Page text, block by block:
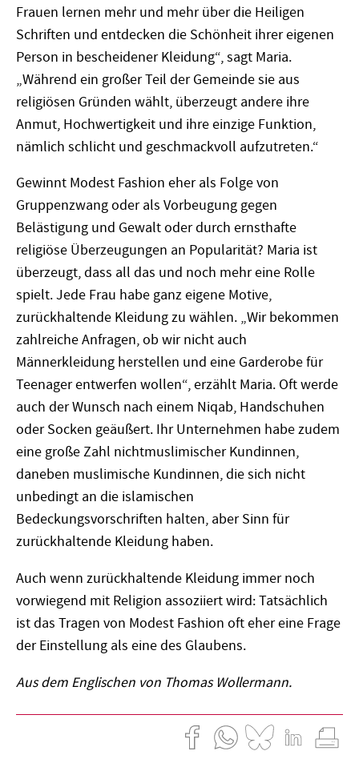
Frauen lernen mehr und mehr über die Heiligen
Schriften und entdecken die Schönheit ihrer eigenen
Person in bescheidener Kleidung“, sagt Maria.
„Während ein großer Teil der Gemeinde sie aus
religiösen Gründen wählt, überzeugt andere ihre
Anmut, Hochwertigkeit und ihre einzige Funktion,
nämlich schlicht und geschmackvoll aufzutreten.“
Gewinnt Modest Fashion eher als Folge von
Gruppenzwang oder als Vorbeugung gegen
Belästigung und Gewalt oder durch ernsthafte
religiöse Überzeugungen an Popularität? Maria ist
überzeugt, dass all das und noch mehr eine Rolle
spielt. Jede Frau habe ganz eigene Motive,
zurückhaltende Kleidung zu wählen. „Wir bekommen
zahlreiche Anfragen, ob wir nicht auch
Männerkleidung herstellen und eine Garderobe für
Teenager entwerfen wollen“, erzählt Maria. Oft werde
auch der Wunsch nach einem Niqab, Handschuhen
oder Socken geäußert. Ihr Unternehmen habe zudem
eine große Zahl nichtmuslimischer Kundinnen,
daneben muslimische Kundinnen, die sich nicht
unbedingt an die islamischen
Bedeckungsvorschriften halten, aber Sinn für
zurückhaltende Kleidung haben.
Auch wenn zurückhaltende Kleidung immer noch
vorwiegend mit Religion assoziiert wird: Tatsächlich
ist das Tragen von Modest Fashion oft eher eine Frage
der Einstellung als eine des Glaubens.
Aus dem Englischen von Thomas Wollermann.